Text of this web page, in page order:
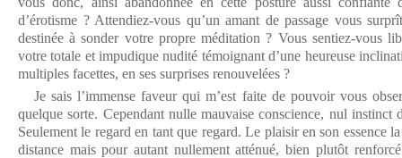
d’érotisme ? Attendiez-vous qu’un amant de passage vous
destinée à sonder votre propre méditation ? Vous sentiez-vous
votre totale et impudique nudité témoignant d’une heureuse
multiples facettes, en ses surprises renouvelées ?
Je sais l’immense faveur qui m’est faite de pouvoir vous
quelque sorte. Cependant nulle mauvaise conscience, nul instinct
Seulement le regard en tant que regard. Le plaisir en son essence
distance mais pour autant nullement atténué, bien plutôt